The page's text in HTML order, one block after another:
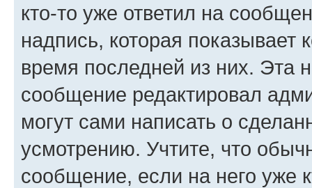
кто-то уже ответил на
надпись, которая показывает
время последней из них. Эта
сообщение редактировал
могут сами написать о
усмотрению. Учтите, что
сообщение, если на него уже